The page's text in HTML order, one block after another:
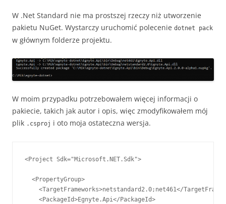
W .Net Standard nie ma prostszej rzeczy niż utworzenie
pakietu NuGet. Wystarczy uruchomić polecenie dotnet pack
w głównym folderze projektu.
W moim przypadku potrzebowałem więcej informacji o
pakiecie, takich jak autor i opis, więc zmodyfikowałem mój
plik .csproj i oto moja ostateczna wersja.
<Project Sdk="Microsoft.NET.Sdk">
  <PropertyGroup>
<TargetFrameworks>netstandard2.0;net461</
    <PackageId>Egnyte.Api</PackageId>